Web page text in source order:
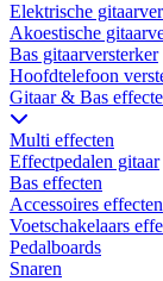
Elektrische
Akoestische
Bas gitaarversterker
Hoofdtelefoon
Gitaar & Bas
Multi effecten
Effectpedalen gitaar
Bas effecten
Accessoires effecten
Voetschakelaars
Pedalboards
Snaren